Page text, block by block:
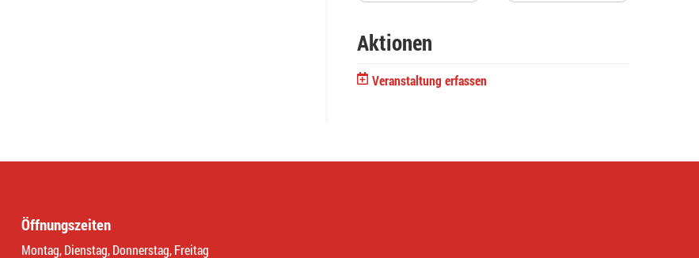
Aktionen
Veranstaltung erfassen
Öffnungszeiten
Montag, Dienstag, Donnerstag, Freitag